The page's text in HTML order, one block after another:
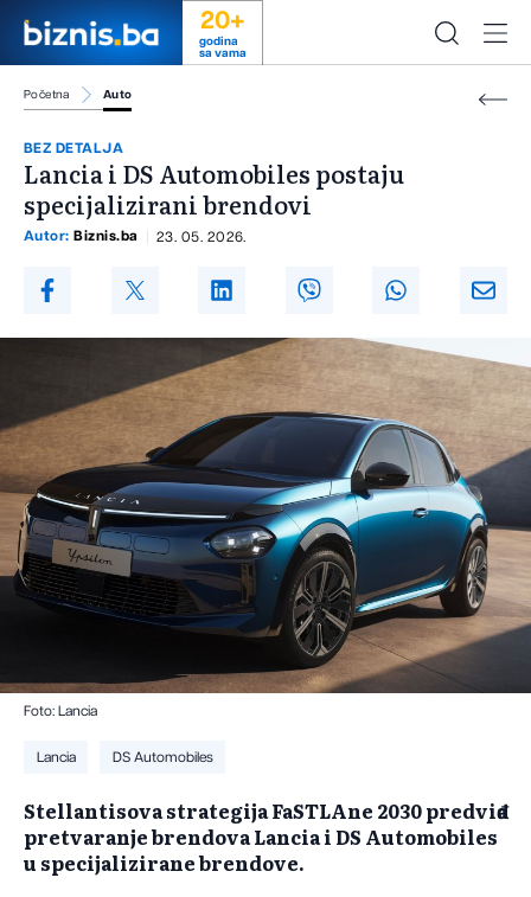
20+
godina
sa vama
Početna Auto
BEZ DETALJA
Lancia i DS Automobiles postaju
specijalizirani brendovi
Autor: Biznis.ba 23. 05. 2026.
Foto: Lancia
Lancia DS Automobiles
Stellantisova strategija FaSTLAne 2030 predviđa
pretvaranje brendova Lancia i DS Automobiles
u specijalizirane brendove.